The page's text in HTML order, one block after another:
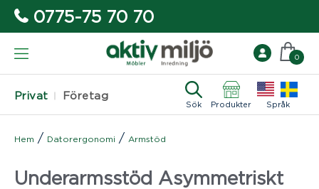
0775-75 70 70
Privat Företag
Sök Produkter Språk
0
Hem / Datorergonomi / Armstöd
Underarmsstöd Asymmetriskt